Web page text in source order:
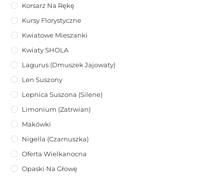
Korsarz Na Rękę
Kursy Florystyczne
Kwiatowe Mieszanki
Kwiaty SHOLA
Lagurus (dmuszek Jajowaty)
Len Suszony
Lepnica Suszona (Silene)
Limonium (zatrwian)
Makówki
Nigella (Czarnuszka)
Oferta Wielkanocna
Opaski Na Głowę